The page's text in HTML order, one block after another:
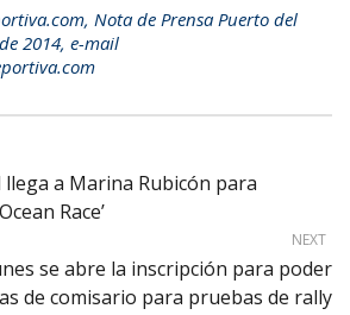
Nota de Prensa Puerto del
2014, e-mail
llega a Marina Rubicón para
Race’
NEXT
se abre la inscripción para poder
de comisario para pruebas de rally